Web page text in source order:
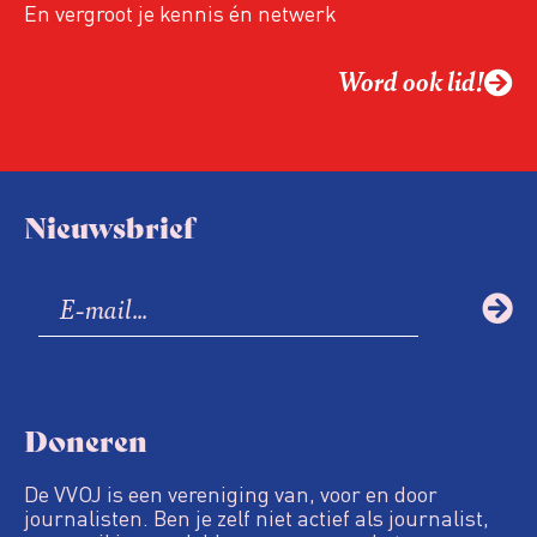
En vergroot je kennis én netwerk
Word ook lid!
Nieuwsbrief
Doneren
De VVOJ is een vereniging van, voor en door
journalisten. Ben je zelf niet actief als journalist,